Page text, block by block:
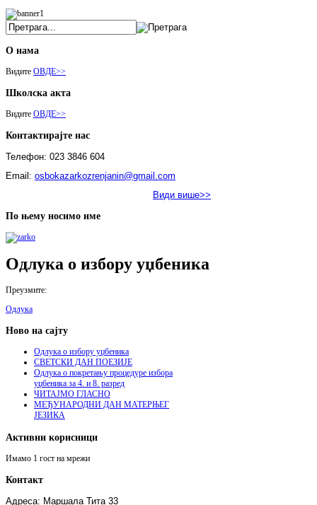
О нама
Видите ОВДЕ>>
Школска акта
Видите ОВДЕ>>
Контактирајте нас
Телефон: 023 3846 604
Email: osbokazarkozrenjanin@gmail.com
Види више>>
По њему носимо име
Одлука о избору уџбеника
Одлука
Ново на сајту
Одлука о избору уџбеника
СВЕТСКИ ДАН ПОЕЗИЈЕ
Одлука о покретању процедуре избора
уџбеника за 4. и 8. разред
ЧИТАЈМО ГЛАСНО
МЕЂУНАРОДНИ ДАН МАТЕРЊЕГ
ЈЕЗИКА
Активни корисници
Имамо 1 гост на мрежи
Контакт
Адреса: Маршала Тита 33